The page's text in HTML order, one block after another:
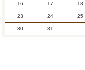
16 17 18
23 24 25
30 31